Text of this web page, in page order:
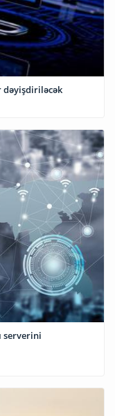
dəyişdiriləcək
serverini